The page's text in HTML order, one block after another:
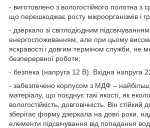
- виготовлено з вологостійкого полотна з
що перешкоджає росту мікроорганізмів і
- дзеркало зі світлодіодним
енергоспоживанням, але при цьому
яскравості і довгим терміном служби, не
безперервної роботи;
- безпека (напруга 12 В). Вхідна напруга
- забезпечено корпусом з МДФ – найбільш
матеріалу, що поєднує такі якості, як
вологостійкість, довговічність. Він стійкий
зберігає форму дзеркала на довгі роки,
елементи підсвічування від попадання